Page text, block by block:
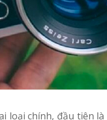
loại chính, đầu tiên